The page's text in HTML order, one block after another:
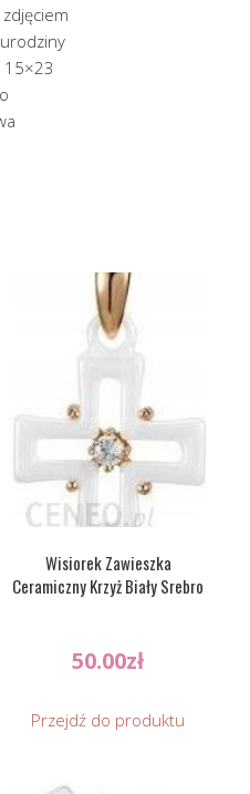
15×23
Wisiorek Zawieszka
Ceramiczny Krzyż Biały Srebro
50.00zł
Przejdź do produktu